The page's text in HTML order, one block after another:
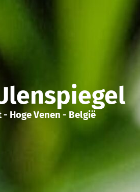
Hoge Venen - België